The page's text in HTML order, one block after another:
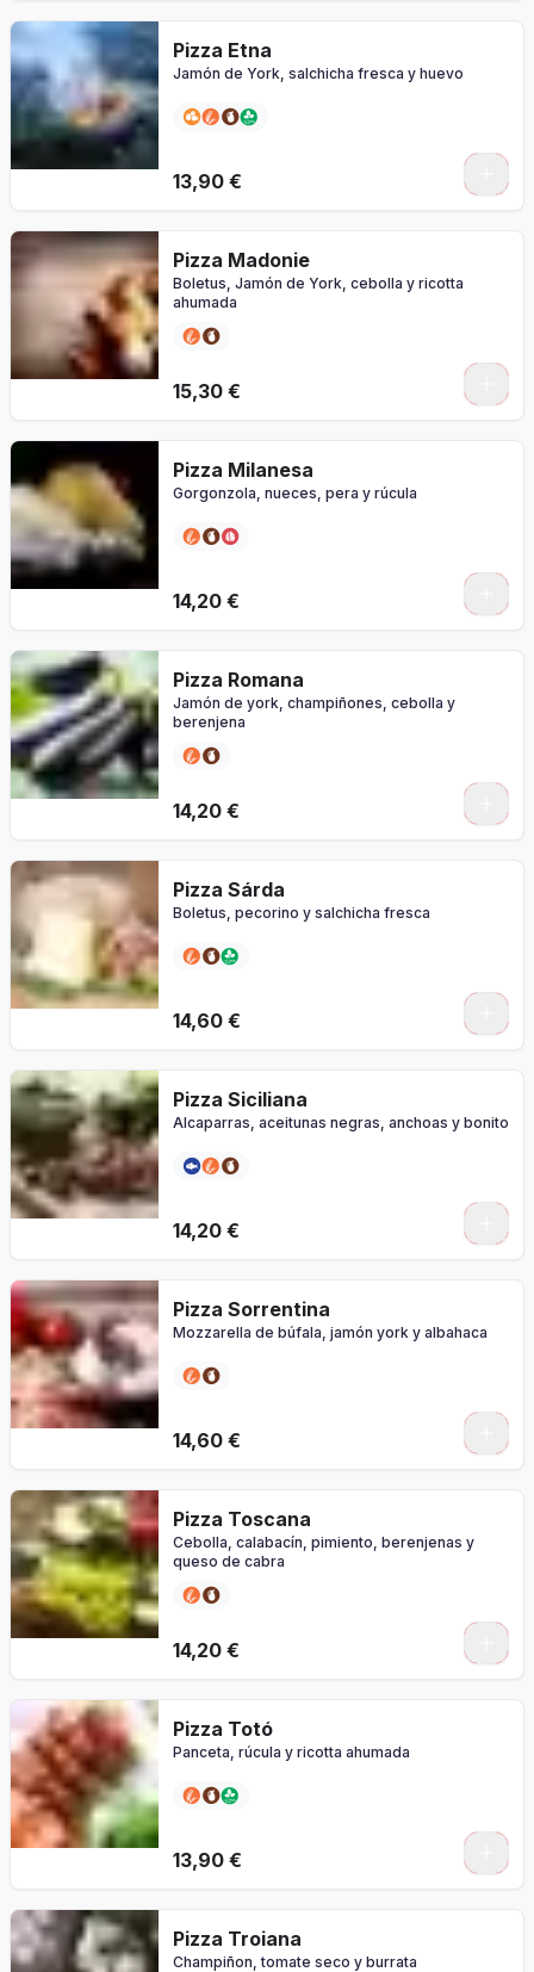
Pizza Etna
Jamón de York, salchicha fresca y huevo
13,90 €
Pizza Madonie
Boletus, Jamón de York, cebolla y ricotta
ahumada
15,30 €
Pizza Milanesa
Gorgonzola, nueces, pera y rúcula
14,20 €
Pizza Romana
Jamón de york, champiñones, cebolla y
berenjena
14,20 €
Pizza Sárda
Boletus, pecorino y salchicha fresca
14,60 €
Pizza Siciliana
Alcaparras, aceitunas negras, anchoas y bonito
14,20 €
Pizza Sorrentina
Mozzarella de búfala, jamón york y albahaca
14,60 €
Pizza Toscana
Cebolla, calabacín, pimiento, berenjenas y
queso de cabra
14,20 €
Pizza Totó
Panceta, rúcula y ricotta ahumada
13,90 €
Pizza Troiana
Champiñon, tomate seco y burrata